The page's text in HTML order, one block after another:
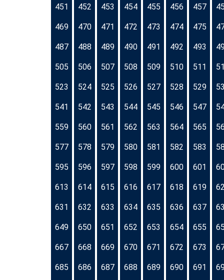
451 452 453 454 455 456 457
469 470 471 472 473 474 475
487 488 489 490 491 492 493
505 506 507 508 509 510 511
523 524 525 526 527 528 529
541 542 543 544 545 546 547
559 560 561 562 563 564 565
577 578 579 580 581 582 583
595 596 597 598 599 600 601
613 614 615 616 617 618 619
631 632 633 634 635 636 637
649 650 651 652 653 654 655
667 668 669 670 671 672 673
685 686 687 688 689 690 691